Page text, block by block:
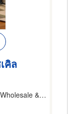
คิล
& Matting,Recycle